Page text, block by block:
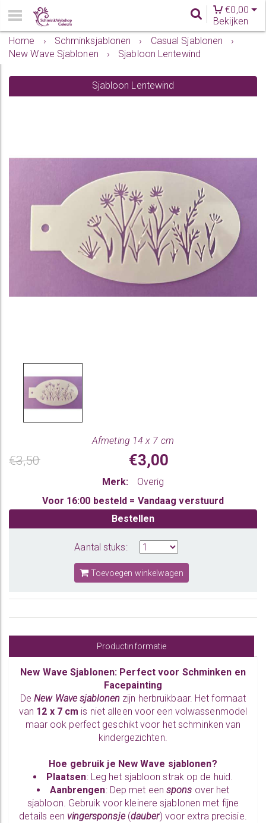
€0,00
Bekijken
Home
› Schminksjablonen › Casual Sjablonen
›
New Wave Sjablonen
› Sjabloon Lentewind
Sjabloon Lentewind
Afmeting 14 x 7 cm
€3,50 €3,00
Merk:
Overig
Voor 16:00 besteld = Vandaag verstuurd
Bestellen
Aantal stuks:
Toevoegen winkelwagen
Productinformatie
New Wave Sjablonen: Perfect voor Schminken en
Facepainting
DeNew Wave sjablonen zijn herbruikbaar. Het formaat
van 12 x 7 cm is niet alleen voor een volwassenmodel
maar ook perfect geschikt voor het schminken van
kindergezichten.
Hoe gebruik je New Wave sjablonen?
Plaatsen: Leg het sjabloon strak op de huid.
Aanbrengen: Dep met een spons over het
sjabloon. Gebruik voor kleinere sjablonen met fijne
details een vingersponsje(dauber) voor extra precisie.